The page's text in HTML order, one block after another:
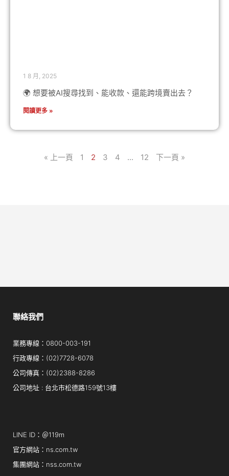
1 8 月, 2025
🌍 想要被AI搜尋找到、能收款、還能跨境賣出去？
閱讀更多 »
« 上一頁 1 2 3 4 ... 12 下一頁 »
聯絡我們
業務專線：0800-003-191
行政專線：(02)7728-6078
公司傳真：(02)2388-8286
公司地址 : 台北市松德路159號13樓
LINE ID：＠119m
官方網站：ns.com.tw
集團網站：nss.com.tw